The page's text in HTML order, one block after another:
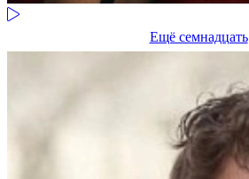
Ещё семнадцать